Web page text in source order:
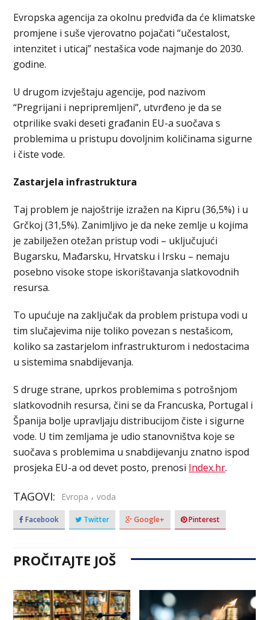
Evropska agencija za okolnu predviđa da će klimatske
promjene i suše vjerovatno pojačati “učestalost,
intenzitet i uticaj” nestašica vode najmanje do 2030.
godine.
U drugom izvještaju agencije, pod nazivom
“Pregrijani i nepripremljeni”, utvrđeno je da se
otprilike svaki deseti građanin EU-a suočava s
problemima u pristupu dovoljnim količinama sigurne
i čiste vode.
Zastarjela infrastruktura
Taj problem je najoštrije izražen na Kipru (36,5%) i u
Grčkoj (31,5%). Zanimljivo je da neke zemlje u kojima
je zabilježen otežan pristup vodi – uključujući
Bugarsku, Mađarsku, Hrvatsku i Irsku – nemaju
posebno visoke stope iskorištavanja slatkovodnih
resursa.
To upućuje na zaključak da problem pristupa vodi u
tim slučajevima nije toliko povezan s nestašicom,
koliko sa zastarjelom infrastrukturom i nedostacima
u sistemima snabdijevanja.
S druge strane, uprkos problemima s potrošnjom
slatkovodnih resursa, čini se da Francuska, Portugal i
Španija bolje upravljaju distribucijom čiste i sigurne
vode. U tim zemljama je udio stanovništva koje se
suočava s problemima u snabdijevanju znatno ispod
prosjeka EU-a od devet posto, prenosi Index.hr.
TAGOVI: Evropa , voda
Facebook Twitter Google+ Pinterest
PROČITAJTE JOŠ